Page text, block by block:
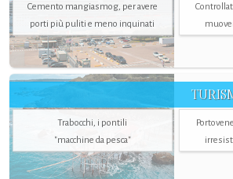
Cemento mangiasmog, per avere
porti più puliti e meno inquinati
Trabocchi, i pontili
"macchine da pesca"